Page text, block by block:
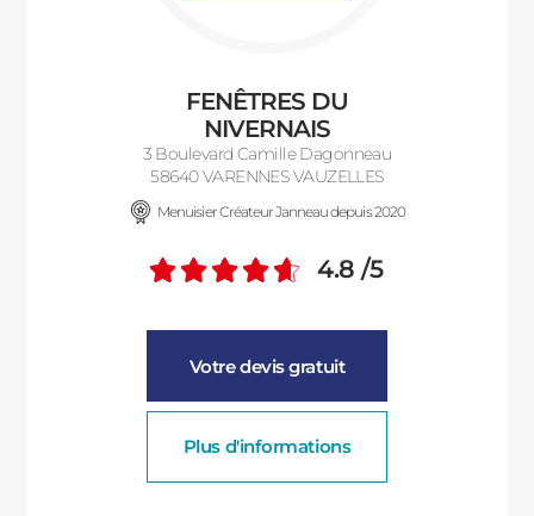
FENÊTRES DU
NIVERNAIS
3 Boulevard Camille Dagonneau
58640 VARENNES VAUZELLES
Menuisier Créateur Janneau depuis 2020
Note moyenne :
4.8 /5
Votre devis gratuit
Plus d'informations